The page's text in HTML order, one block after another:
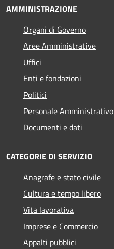
AMMINISTRAZIONE
Organi di Governo
Aree Amministrative
Uffici
Enti e fondazioni
Politici
Personale Amministrativo
Documenti e dati
CATEGORIE DI SERVIZIO
Anagrafe e stato civile
Cultura e tempo libero
Vita lavorativa
Imprese e Commercio
Appalti pubblici